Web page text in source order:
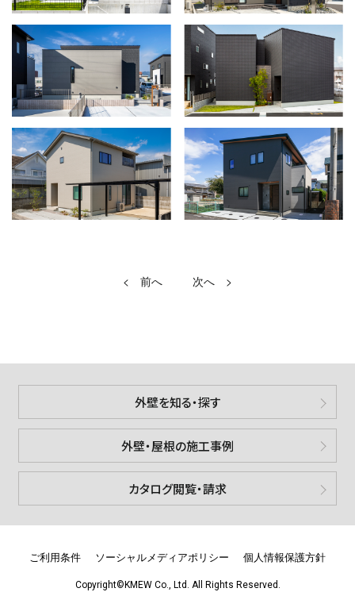
< >
外壁を知る・探す
外壁・屋根の施工事例
カタログ閲覧・請求
Copyright©KMEW Co., Ltd. All Rights Reserved.
ご利用条件 ソーシャルメディアポリシー 個人情報保護方針